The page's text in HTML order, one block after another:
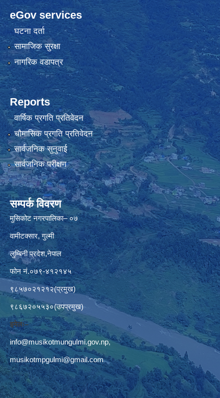
eGov services
घटना दर्ता
सामाजिक सुरक्षा
नागरिक वडापत्र
Reports
वार्षिक प्रगति प्रतिवेदन
चौमासिक प्रगति प्रतिवेदन
सार्वजनिक सुनुवाई
सार्वजनिक परीक्षण
सम्पर्क विवरण
मुसिकोट नगरपालिका– ०७
वामीटक्सार, गुल्मी
लुम्बिनी प्रदेश,नेपाल
फोन नं.०७९-४१२१४५
९८५७०२१२१२(प्रमुख)
९८६७२०५५३०(उपप्रमुख)
इमेलः–
info@musikotmungulmi.gov.np,
musikotmpgulmi@gmail.com